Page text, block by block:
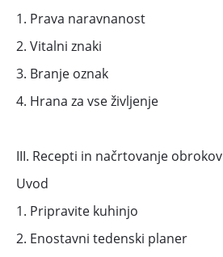
1. Prava naravnanost
2. Vitalni znaki
3. Branje oznak
4. Hrana za vse življenje
III. Recepti in načrtovanje obrokov
Uvod
1. Pripravite kuhinjo
2. Enostavni tedenski planer